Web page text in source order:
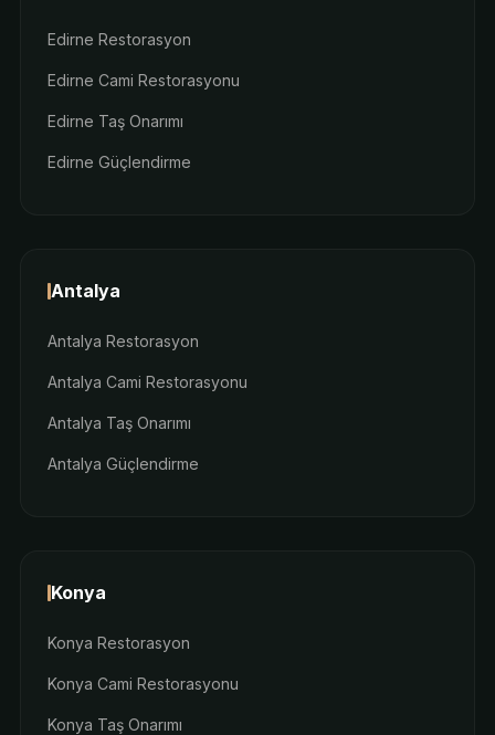
Edirne Restorasyon
Edirne Cami Restorasyonu
Edirne Taş Onarımı
Edirne Güçlendirme
Antalya
Antalya Restorasyon
Antalya Cami Restorasyonu
Antalya Taş Onarımı
Antalya Güçlendirme
Konya
Konya Restorasyon
Konya Cami Restorasyonu
Konya Taş Onarımı